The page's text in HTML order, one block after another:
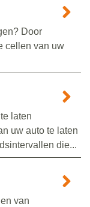
Door
cellen van uw
laten
uw auto te laten
die...
van